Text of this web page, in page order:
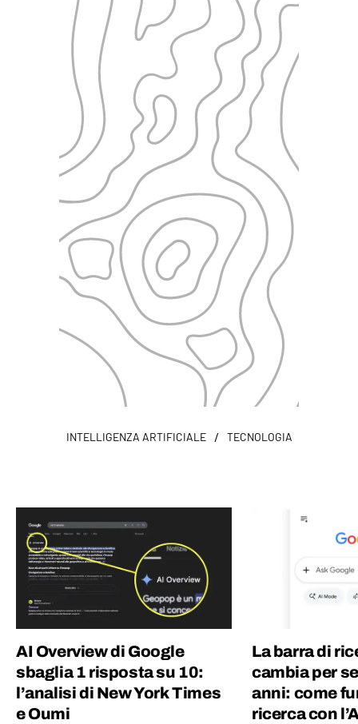
INTELLIGENZA ARTIFICIALE / TECNOLOGIA
AI Overview di Google
sbaglia 1 risposta su 10:
l’analisi di New York Times
e Oumi
La barra di
cambia per
anni: come
ricerca con